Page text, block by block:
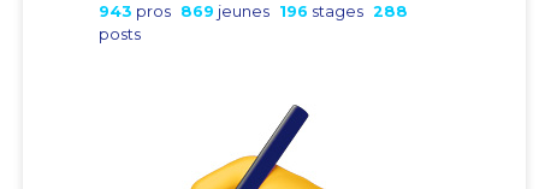
943 pros 869 jeunes 196 stages 288
posts